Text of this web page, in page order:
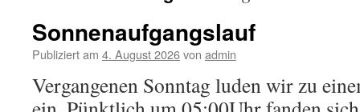
Sonnenaufgangslauf
Publiziert am 4. August 2026von admin
Vergangenen Sonntag luden wir zu